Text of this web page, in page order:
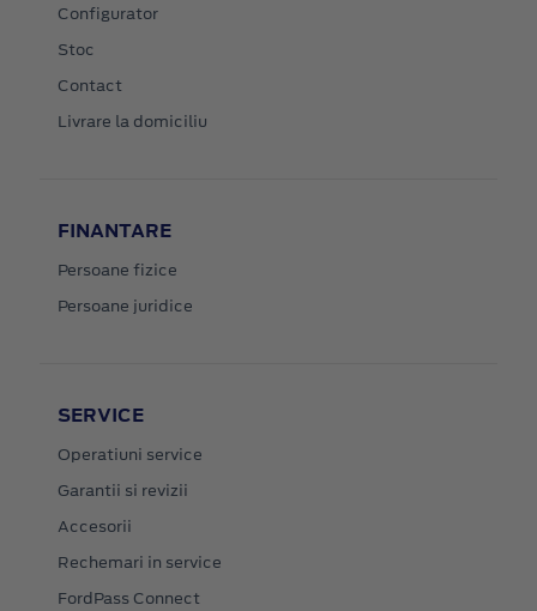
Configurator
Stoc
Contact
Livrare la domiciliu
FINANTARE
Persoane fizice
Persoane juridice
SERVICE
Operatiuni service
Garantii si revizii
Accesorii
Rechemari in service
FordPass Connect